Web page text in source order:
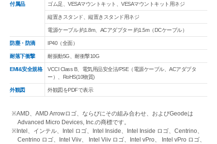
付属品 ゴム足、VESAマウントキット、VESAマウントキット用ネジ
縦置きスタンド、縦置きスタンド用ネジ
電源ケーブル 約1.8m、ACアダプター 約1.5m（DCケーブル）
防塵・防滴 IP40（全面）
耐落下衝撃 耐振動5G、耐衝撃10G
EMI&安全規格
VCCI Class B、電気用品安全法/PSE（電源ケーブル、ACアダプタ
ー）、RoHS(10物質)
外観図 外観図をPDFで表示
※AMD、AMD Arrowロゴ、ならびにその組み合わせ、およびGeodeは
Advanced Micro Devices, Inc.の商標です。
※Intel、インテル、Intel ロゴ、Intel Inside、Intel Inside ロゴ、Centrino、
Centrino ロゴ、Intel Viiv、 Intel Viiv ロゴ、Intel vPro、 Intel vPro ロゴ、